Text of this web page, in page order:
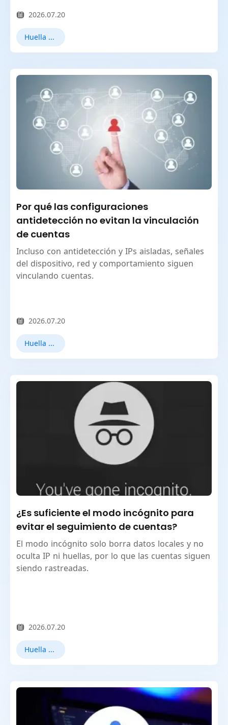
2026.07.20
Huella digital del navegador
Por qué las configuraciones
antidetección no evitan la vinculación
de cuentas
Incluso con antidetección y IPs aisladas, señales
del dispositivo, red y comportamiento siguen
vinculando cuentas.
2026.07.20
Huella digital del navegador
¿Es suficiente el modo incógnito para
evitar el seguimiento de cuentas?
El modo incógnito solo borra datos locales y no
oculta IP ni huellas, por lo que las cuentas siguen
siendo rastreadas.
2026.07.20
Huella digital del navegador